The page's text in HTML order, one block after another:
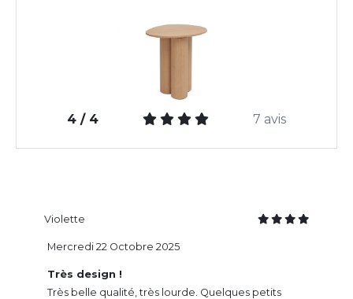
4 / 4 7 avis
Violette
Très design !
Très belle qualité, très lourde. Quelques petits
Mercredi 22 Octobre 2025